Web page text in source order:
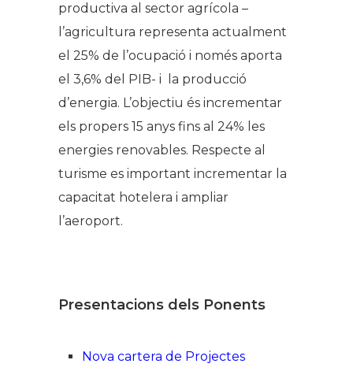
productiva al sector agrícola –
l’agricultura representa actualment
el 25% de l’ocupació i només aporta
el 3,6% del PIB- i la producció
d’energia. L’objectiu és incrementar
els propers 15 anys fins al 24% les
energies renovables. Respecte al
turisme es important incrementar la
capacitat hotelera i ampliar
l’aeroport.
Presentacions dels Ponents
Nova cartera de Projectes